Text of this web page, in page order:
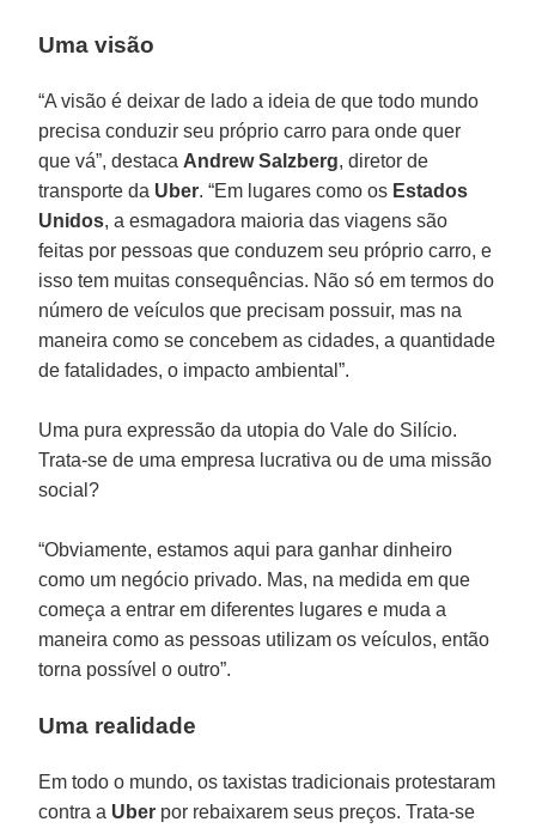
Uma visão
“A visão é deixar de lado a ideia de que todo mundo
precisa conduzir seu próprio carro para onde quer
que vá”, destaca Andrew Salzberg, diretor de
transporte da Uber. “Em lugares como os Estados
Unidos, a esmagadora maioria das viagens são
feitas por pessoas que conduzem seu próprio carro, e
isso tem muitas consequências. Não só em termos do
número de veículos que precisam possuir, mas na
maneira como se concebem as cidades, a quantidade
de fatalidades, o impacto ambiental”.
Uma pura expressão da utopia do Vale do Silício.
Trata-se de uma empresa lucrativa ou de uma missão
social?
“Obviamente, estamos aqui para ganhar dinheiro
como um negócio privado. Mas, na medida em que
começa a entrar em diferentes lugares e muda a
maneira como as pessoas utilizam os veículos, então
torna possível o outro”.
Uma realidade
Em todo o mundo, os taxistas tradicionais protestaram
contra a Uber por rebaixarem seus preços. Trata-se